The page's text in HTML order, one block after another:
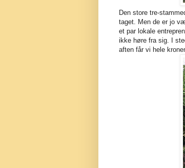
Den store tre-
taget. Men de er jo
et par lokale
ikke høre fra sig. I
aften får vi hele